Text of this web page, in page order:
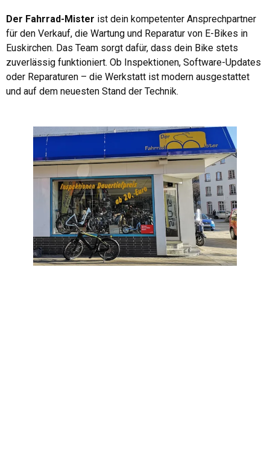
Der Fahrrad-Mister ist dein kompetenter Ansprechpartner
für den Verkauf, die Wartung und Reparatur von E-Bikes in
Euskirchen. Das Team sorgt dafür, dass dein Bike stets
zuverlässig funktioniert. Ob Inspektionen, Software-Updates
oder Reparaturen – die Werkstatt ist modern ausgestattet
und auf dem neuesten Stand der Technik.